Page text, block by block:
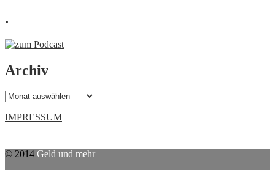
.
Archiv
Archiv
IMPRESSUM
© 2014 Geld und mehr